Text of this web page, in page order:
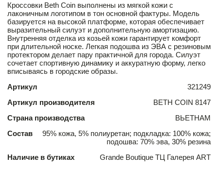
Кроссовки Beth Coin выполнены из мягкой кожи с
лаконичным логотипом в тон основной фактуры. Модель
базируется на высокой платформе, которая обеспечивает
выразительный силуэт и дополнительную амортизацию.
Внутренняя отделка из козьей кожи гарантирует комфорт
при длительной носке. Легкая подошва из ЭВА с резиновым
протектором делает пару практичной для города. Силуэт
сочетает спортивную динамику и аккуратную форму, легко
вписываясь в городские образы.
Артикул
321249
Артикул производителя
BETH COIN 8147
Страна производства
ВЬЕТНАМ
Состав
95% кожа, 5% полиуретан; подкладка: 100% кожа;
подошва: 70% эва, 30% резина
Наличие в бутиках
Grande Boutique ТЦ Галерея ART